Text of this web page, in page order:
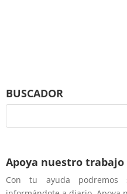
BUSCADOR
Apoya nuestro trabajo
Con tu ayuda podremos